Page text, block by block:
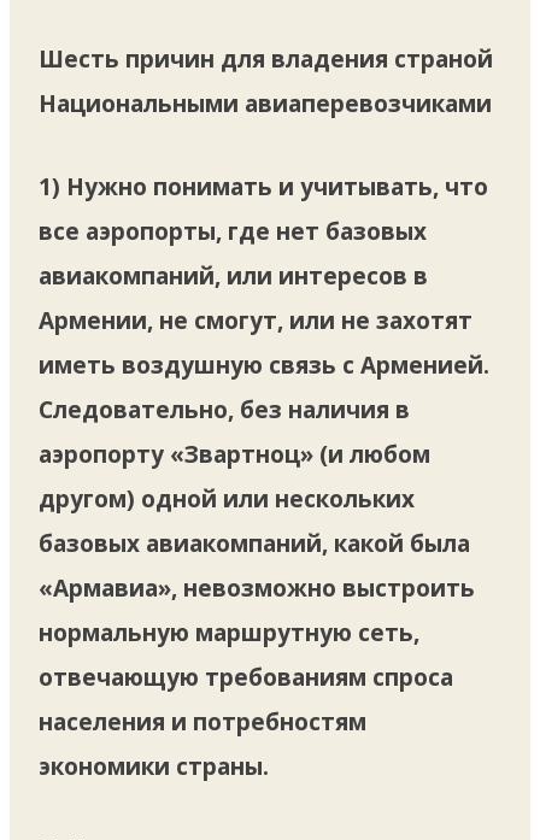
Шесть причин для владения страной
Национальными авиаперевозчиками
1) Нужно понимать и учитывать, что
все аэропорты, где нет базовых
авиакомпаний, или интересов в
Армении, не смогут, или не захотят
иметь воздушную связь с Арменией.
Следовательно, без наличия в
аэропорту «Звартноц» (и любом
другом) одной или нескольких
базовых авиакомпаний, какой была
«Армавиа», невозможно выстроить
нормальную маршрутную сеть,
отвечающую требованиям спроса
населения и потребностям
экономики страны.